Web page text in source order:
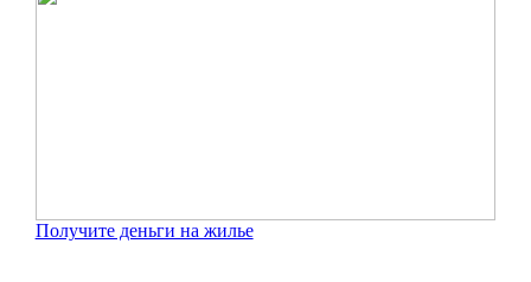
Получите деньги на жилье